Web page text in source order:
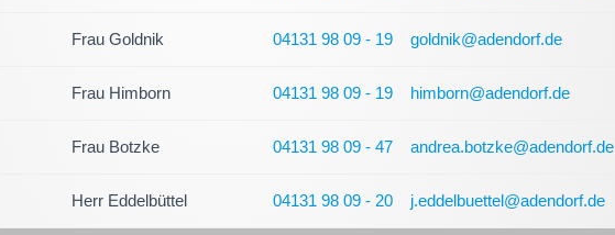
Frau Goldnik 04131 98 09 - 19 goldnik@adendorf.de
Frau Himborn 04131 98 09 - 19 himborn@adendorf.de
Frau Botzke 04131 98 09 - 47 andrea.botzke@adendorf.de
Herr Eddelbüttel 04131 98 09 - 20 j.eddelbuettel@adendorf.de